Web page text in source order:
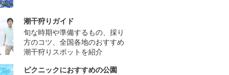
潮干狩りガイド
旬な時期や準備するもの、採り
方のコツ、全国各地のおすすめ
潮干狩りスポットを紹介
ピクニックにおすすめの公園